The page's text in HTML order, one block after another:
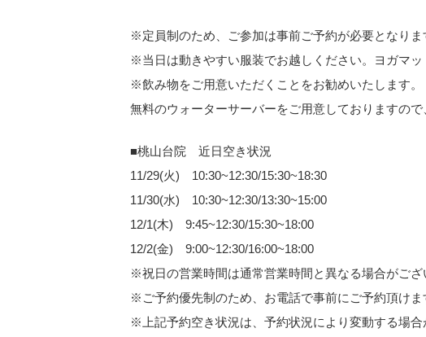
※定員制のため、ご参加は事前ご予約が必要となりま
※当日は動きやすい服装でお越しください。ヨガマッ
※飲み物をご用意いただくことをお勧めいたします。
無料のウォーターサーバーをご用意しておりますので
■桃山台院 近日空き状況
11/29(火) 10:30~12:30/15:30~18:30
11/30(水) 10:30~12:30/13:30~15:00
12/1(木) 9:45~12:30/15:30~18:00
12/2(金) 9:00~12:30/16:00~18:00
※祝日の営業時間は通常営業時間と異なる場合がござ
※ご予約優先制のため、お電話で事前にご予約頂けま
※上記予約空き状況は、予約状況により変動する場合